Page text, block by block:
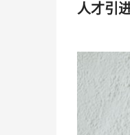
人才引